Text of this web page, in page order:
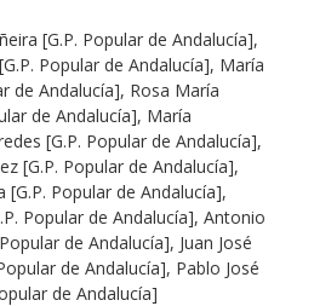
[G.P. Popular de Andalucía],
Popular de Andalucía], María
de Andalucía], Rosa María
de Andalucía], María
[G.P. Popular de Andalucía],
[G.P. Popular de Andalucía],
Popular de Andalucía],
Popular de Andalucía], Antonio
de Andalucía], Juan José
de Andalucía], Pablo José
de Andalucía]